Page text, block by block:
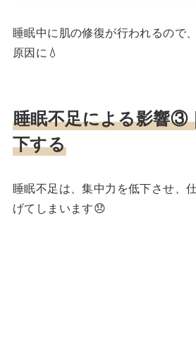
睡眠中に肌の修復が行われるので
原因に💧
睡眠不足による影響③
下する
睡眠不足は、集中力を低下させ、
げてしまいます😞